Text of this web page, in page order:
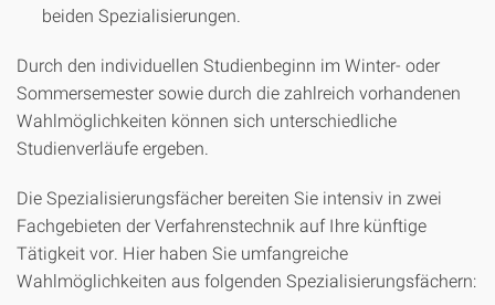
beiden Spezialisierungen.
Durch den individuellen Studienbeginn im Winter- oder
Sommersemester sowie durch die zahlreich vorhandenen
Wahlmöglichkeiten können sich unterschiedliche
Studienverläufe ergeben.
Die Spezialisierungsfächer bereiten Sie intensiv in zwei
Fachgebieten der Verfahrenstechnik auf Ihre künftige
Tätigkeit vor. Hier haben Sie umfangreiche
Wahlmöglichkeiten aus folgenden Spezialisierungsfächern: